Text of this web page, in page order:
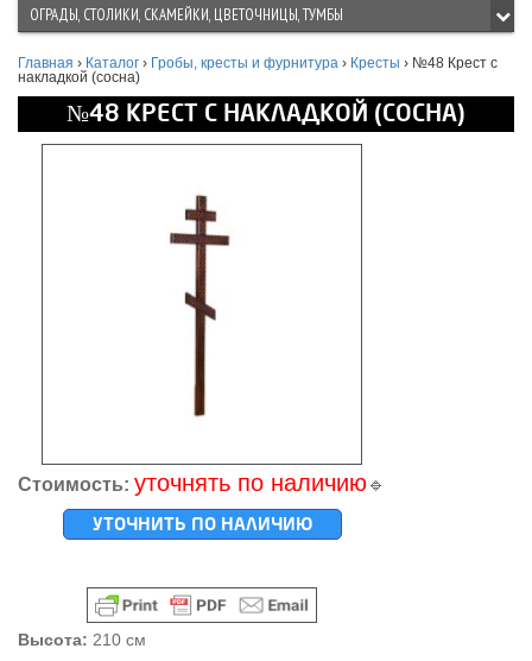
ОГРАДЫ, СТОЛИКИ, СКАМЕЙКИ, ЦВЕТОЧНИЦЫ, ТУМБЫ
Главная › Каталог › Гробы, кресты и фурнитура › Кресты › №48 Крест с
накладкой (сосна)
№48 КРЕСТ С НАКЛАДКОЙ (СОСНА)
Стоимость: уточнять по наличию🔹
УТОЧНИТЬ ПО НАЛИЧИЮ
Высота: 210 см